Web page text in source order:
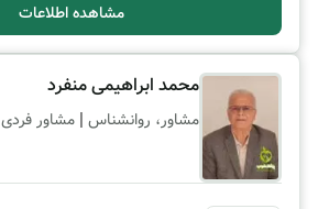
مشاهده اطلاعات
محمد ابراهیمی منفرد
مشاور، روانشناس | مشاور فردی